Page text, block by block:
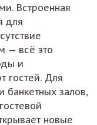
Встроенная
для
— всё это
и
гостей. Для
банкетных залов,
новые